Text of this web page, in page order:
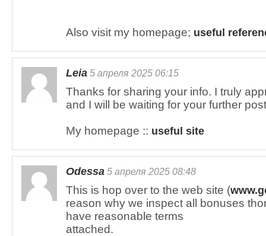
Also visit my homepage; useful
Leia 5 апреля 2025 06:15
Thanks for sharing your info. I truly
and I will be waiting for your further
My homepage :: useful site
Odessa 5 апреля 2025 08:48
This is hop over to the web site (
reason why we inspect all bonuses
have reasonable terms
attached.